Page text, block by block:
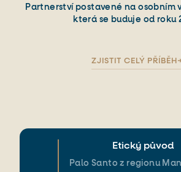
Etický původ
Palo Santo z regionu
Partnerství postavené na osobním
která se buduje od roku
ZJISTIT CELÝ PŘÍBĚH